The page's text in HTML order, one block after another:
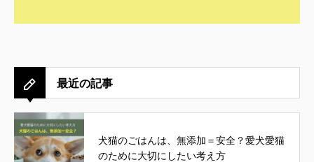
最近の記事
犬猫のごはんは、無添加＝安全？愛犬愛猫
のために大切にしたい考え方